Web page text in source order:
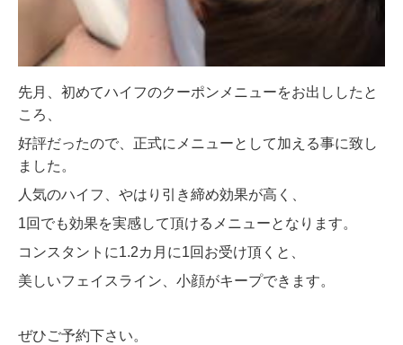
先月、初めてハイフのクーポンメニューをお出ししたと
ころ、
好評だったので、正式にメニューとして加える事に致し
ました。
人気のハイフ、やはり引き締め効果が高く、
1回でも効果を実感して頂けるメニューとなります。
コンスタントに1.2カ月に1回お受け頂くと、
美しいフェイスライン、小顔がキープできます。
ぜひご予約下さい。